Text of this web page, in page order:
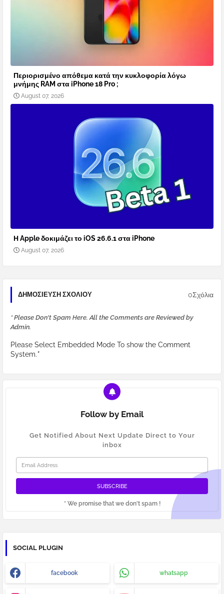
Περιορισμένο απόθεμα κατά την κυκλοφορία λόγω
μνήμης RAM στα iPhone 18 Pro ;
August 07, 2026
Η Apple δοκιμάζει το iOS 26.6.1 στα iPhone
August 07, 2026
ΔΗΜΟΣΊΕΥΣΗ ΣΧΟΛΊΟΥ 0Σχόλια
* Please Don't Spam Here. All the Comments are Reviewed by
Admin.
Please Select Embedded Mode To show the Comment
System.*
Follow by Email
Get Notified About Next Update Direct to Your
inbox
* We promise that we don't spam !
SOCIAL PLUGIN
facebook whatsapp